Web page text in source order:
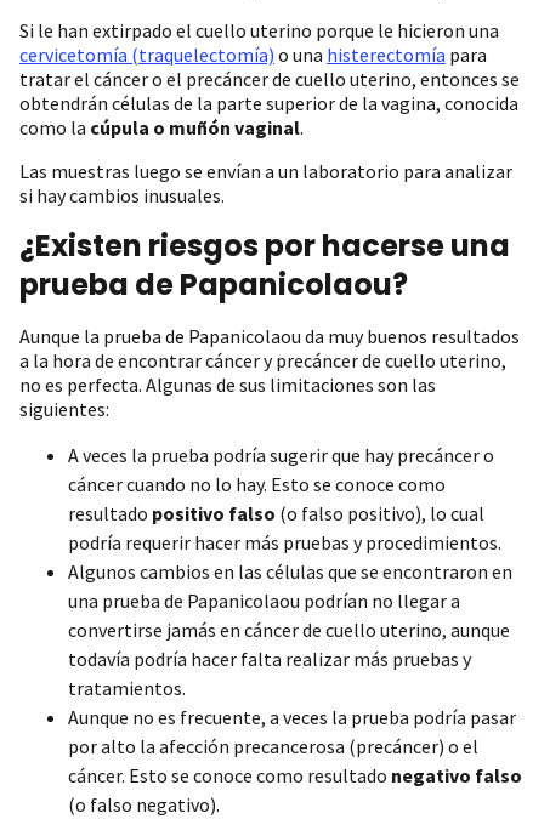
Si le han extirpado el cuello uterino porque le hicieron una
cervicetomía (traquelectomía) o una histerectomía para
tratar el cáncer o el precáncer de cuello uterino, entonces se
obtendrán células de la parte superior de la vagina, conocida
como la cúpula o muñón vaginal.
Las muestras luego se envían a un laboratorio para analizar
si hay cambios inusuales.
¿Existen riesgos por hacerse una
prueba de Papanicolaou?
Aunque la prueba de Papanicolaou da muy buenos resultados
a la hora de encontrar cáncer y precáncer de cuello uterino,
no es perfecta. Algunas de sus limitaciones son las
siguientes:
A veces la prueba podría sugerir que hay precáncer o
cáncer cuando no lo hay. Esto se conoce como
resultado positivo falso (o falso positivo), lo cual
podría requerir hacer más pruebas y procedimientos.
Algunos cambios en las células que se encontraron en
una prueba de Papanicolaou podrían no llegar a
convertirse jamás en cáncer de cuello uterino, aunque
todavía podría hacer falta realizar más pruebas y
tratamientos.
Aunque no es frecuente, a veces la prueba podría pasar
por alto la afección precancerosa (precáncer) o el
cáncer. Esto se conoce como resultado negativo falso
(o falso negativo).